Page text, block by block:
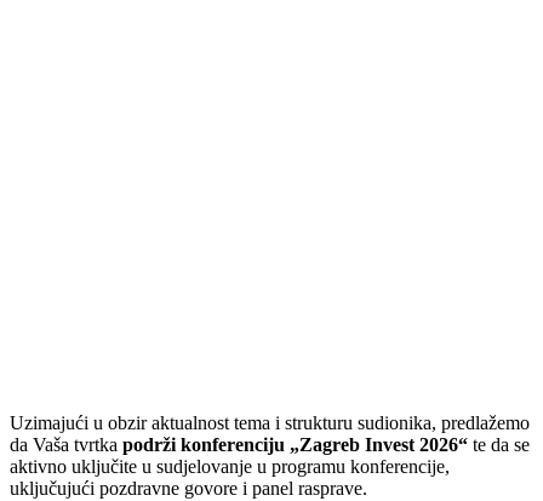
Uzimajući u obzir aktualnost tema i strukturu sudionika, predlažemo
da Vaša tvrtka podrži konferenciju „Zagreb Invest 2026“ te da se
aktivno uključite u sudjelovanje u programu konferencije,
uključujući pozdravne govore i panel rasprave.